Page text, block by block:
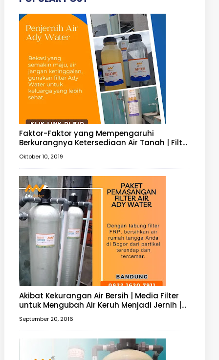
Faktor-Faktor yang Mempengaruhi
Berkurangnya Ketersediaan Air Tanah | Filter
Oktober 10, 2019
Akibat Kekurangan Air Bersih | Media Filter
untuk Mengubah Air Keruh Menjadi Jernih |
September 20, 2016